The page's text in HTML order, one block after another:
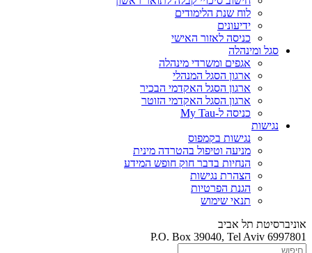
לוח שנת הלימודים
ידיעונים
כניסה לאזור האישי
סגל ומינהלה
אגפים ומשרדי מינהלה
ארגון הסגל המנהלי
ארגון הסגל האקדמי הבכיר
ארגון הסגל האקדמי הזוטר
כניסה ל-My Tau
נגישות
נגישות בקמפוס
מניעה וטיפול בהטרדה מינית
הנחיות בדבר חוק חופש המידע
הצהרת נגישות
הגנת הפרטיות
תנאי שימוש
אוניברסיטת תל אביב
P.O. Box 39040, Tel Aviv 6997801